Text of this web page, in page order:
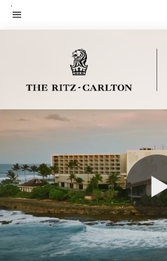
Skip
toメニューのテキスト